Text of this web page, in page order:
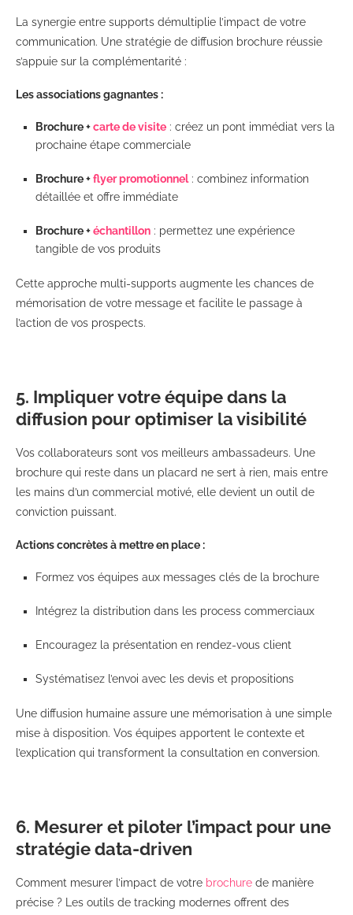
La synergie entre supports démultiplie l’impact de votre
communication. Une stratégie de diffusion brochure réussie
s’appuie sur la complémentarité :
Les associations gagnantes :
Brochure +carte de visite : créez un pont immédiat vers la
prochaine étape commerciale
Brochure +flyer promotionnel: combinez information
détaillée et offre immédiate
Brochure +échantillon : permettez une expérience
tangible de vos produits
Cette approche multi-supports augmente les chances de
mémorisation de votre message et facilite le passage à
l’action de vos prospects.
5. Impliquer votre équipe dans la
diffusion pour optimiser la visibilité
Vos collaborateurs sont vos meilleurs ambassadeurs. Une
brochure qui reste dans un placard ne sert à rien, mais entre
les mains d’un commercial motivé, elle devient un outil de
conviction puissant.
Actions concrètes à mettre en place :
Formez vos équipes aux messages clés de la brochure
Intégrez la distribution dans les process commerciaux
Encouragez la présentation en rendez-vous client
Systématisez l’envoi avec les devis et propositions
Une diffusion humaine assure une mémorisation à une simple
mise à disposition. Vos équipes apportent le contexte et
l’explication qui transforment la consultation en conversion.
6. Mesurer et piloter l’impact pour une
stratégie data-driven
Comment mesurer l’impact de votre brochure de manière
précise ? Les outils de tracking modernes offrent des